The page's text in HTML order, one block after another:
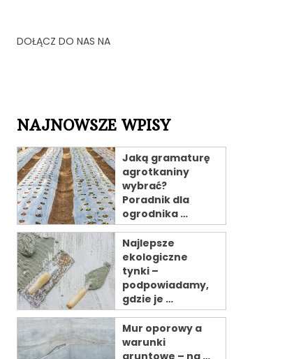
DOŁĄCZ DO NAS NA
NAJNOWSZE WPISY
Jaką gramaturę
agrotkaniny
wybrać?
Poradnik dla
ogrodnika …
Najlepsze
ekologiczne
tynki –
podpowiadamy,
gdzie je …
Mur oporowy a
warunki
gruntowe – na …